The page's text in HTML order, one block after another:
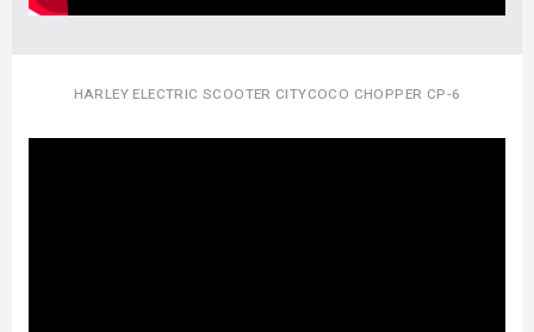
HARLEY ELECTRIC SCOOTER CITYCOCO CHOPPER CP-6